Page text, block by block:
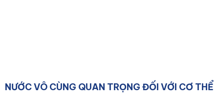
NƯỚC VÔ CÙNG QUAN TRỌNG ĐỐI VỚI CƠ THỂ